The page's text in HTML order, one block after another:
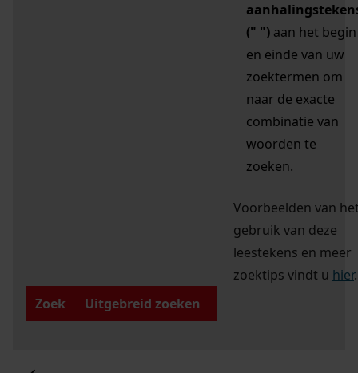
(" ") aan het begin
en einde van uw
zoektermen om
naar de exacte
combinatie van
woorden te
zoeken.
Voorbeelden van
gebruik van deze
leestekens en meer
zoektips vindt u hier.
Zoek
Uitgebreid zoeken